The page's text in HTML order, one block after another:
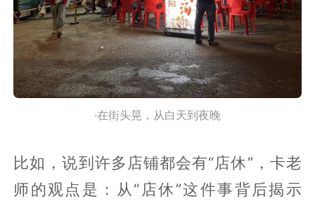
·在街头晃，从白天到夜晚
比如，说到许多店铺都会有“店休”，卡老
师的观点是：从“店休”这件事背后揭示